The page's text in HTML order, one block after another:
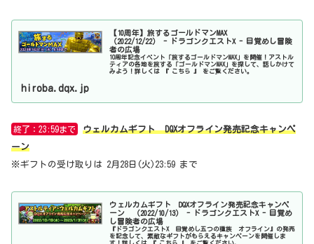
【10周年】旅するゴールドマンMAX
（2022/12/22） - ドラゴンクエストX - 目覚めし冒険
者の広場
10周年記念イベント「旅するゴールドマンMAX」を開催！アストル
ティアの各地を旅する「ゴールドマンMAX」を探して、話しかけて
みよう！詳しくは 『 こちら 』 をご覧ください。
hiroba.dqx.jp
終了：23:59まで
ウェルカムギフト DQXオフライン発売記念キャンペ
ーン
※ギフトの受け取りは 2月28日(火)23:59 まで
ウェルカムギフト DQXオフライン発売記念キャンペ
ーン （2022/10/13） - ドラゴンクエストX - 目覚め
し冒険者の広場
『ドラゴンクエストX 目覚めし五つの種族 オフライン』の発売
を記念して、素敵なギフトがもらえるキャンペーンを開催しま